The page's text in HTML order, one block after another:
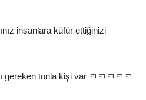
insanlara küfür ettiğinizi
gereken tonla kişi var ㅋㅋㅋㅋㅋ